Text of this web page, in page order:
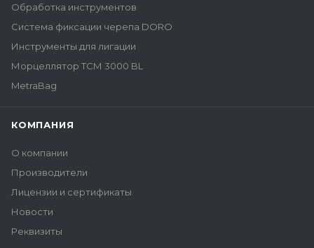
Обработка инструментов
Система фиксации черепа DORO
Инструменты для лигации
Морцеллятор ТСМ 3000 BL
MetraBag
КОМПАНИЯ
О компании
Производители
Лицензии и сертификаты
Новости
Реквизиты